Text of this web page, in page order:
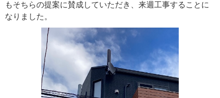
もそちらの提案に賛成していただき、来週工事することに
なりました。